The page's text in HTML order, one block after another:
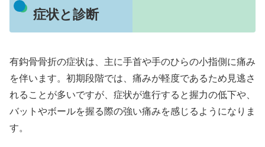
症状と診断
有鈎骨骨折の症状は、主に手首や手のひらの小指側に痛み
を伴います。初期段階では、痛みが軽度であるため見逃さ
れることが多いですが、症状が進行すると握力の低下や、
バットやボールを握る際の強い痛みを感じるようになりま
す。